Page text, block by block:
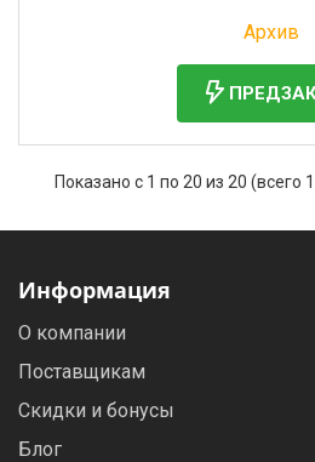
Архив
Показано с 1 по 20 из 20 (всего
Информация
О компании
Поставщикам
Скидки и бонусы
Блог